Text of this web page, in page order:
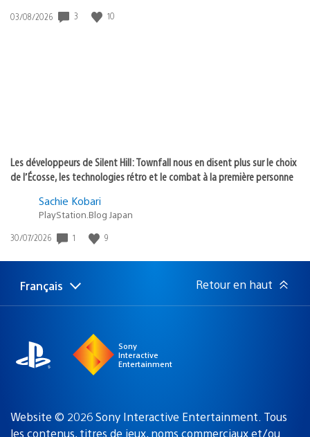
Date
03/08/2026 3 10
Les développeurs de Silent Hill: Townfall nous en disent plus sur le choix
de l’Écosse, les technologies rétro et le combat à la première personne
Sachie Kobari
PlayStation.Blog Japan
Date
publication
30/07/2026 1 9
Choisir
une
Région
actuelle
Français Retour en haut
Sony
Interactive
Entertainment
Website © 2026 Sony Interactive Entertainment. Tous
les contenus, titres de jeux, noms commerciaux et/ou